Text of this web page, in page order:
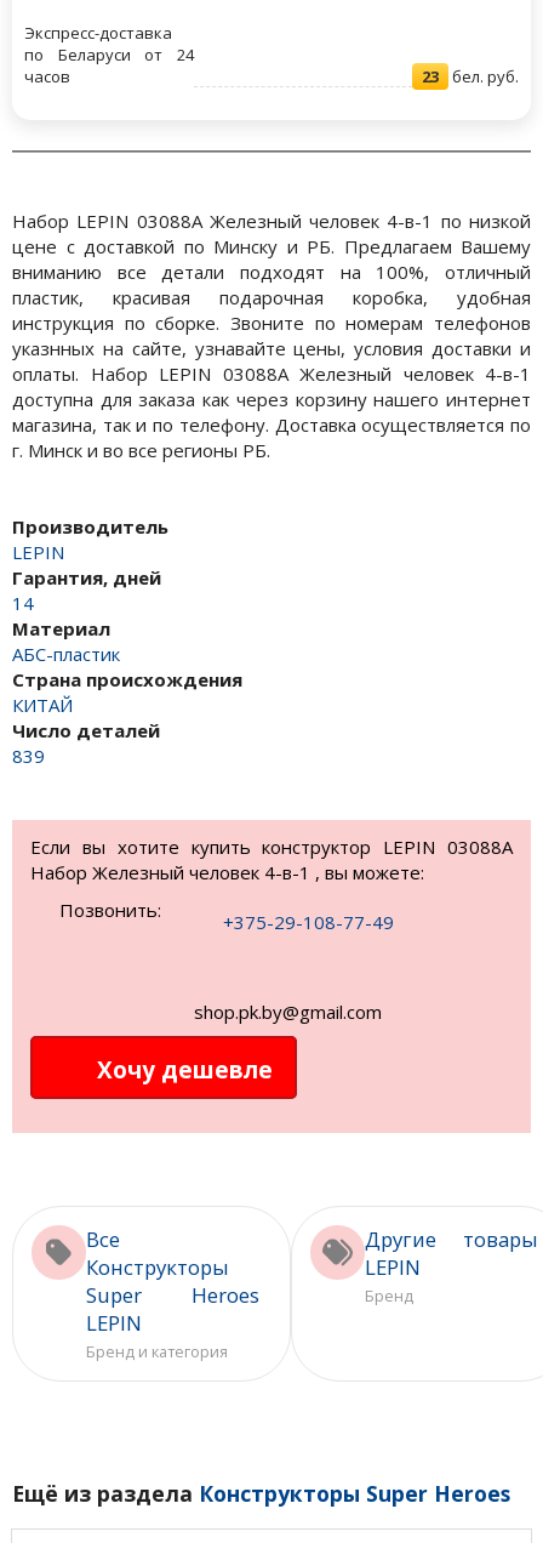
Экспресс-доставка
по Беларуси от 24
часов
23 бел. руб.
Набор LEPIN 03088A Железный человек 4-в-1 по низкой
цене с доставкой по Минску и РБ. Предлагаем Вашему
вниманию все детали подходят на 100%, отличный
пластик, красивая подарочная коробка, удобная
инструкция по сборке. Звоните по номерам телефонов
указнных на сайте, узнавайте цены, условия доставки и
оплаты. Набор LEPIN 03088A Железный человек 4-в-1
доступна для заказа как через корзину нашего интернет
магазина, так и по телефону. Доставка осуществляется по
г. Минск и во все регионы РБ.
Производитель
LEPIN
Гарантия, дней
14
Материал
АБС-пластик
Страна происхождения
КИТАЙ
Число деталей
839
Если вы хотите купить конструктор LEPIN 03088A
Набор Железный человек 4-в-1 , вы можете:
Позвонить:
+375-29-108-77-49
shop.pk.by@gmail.com
Хочу дешевле
Все
Конструкторы
Super Heroes
LEPIN
Бренд и категория
Другие товары
LEPIN
Бренд
Ещё из раздела Конструкторы Super Heroes